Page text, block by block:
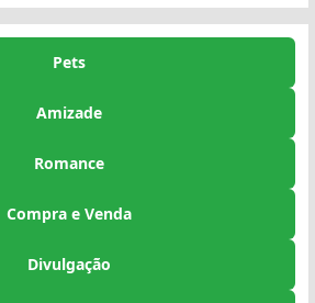
Pets
Amizade
Romance
Compra e Venda
Divulgação